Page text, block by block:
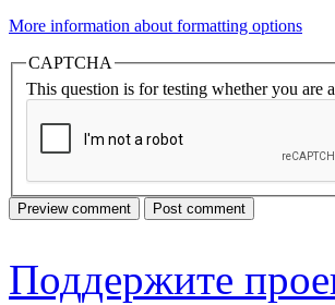
More information about formatting options
CAPTCHA
This question is for testing whether you are
Поддержите